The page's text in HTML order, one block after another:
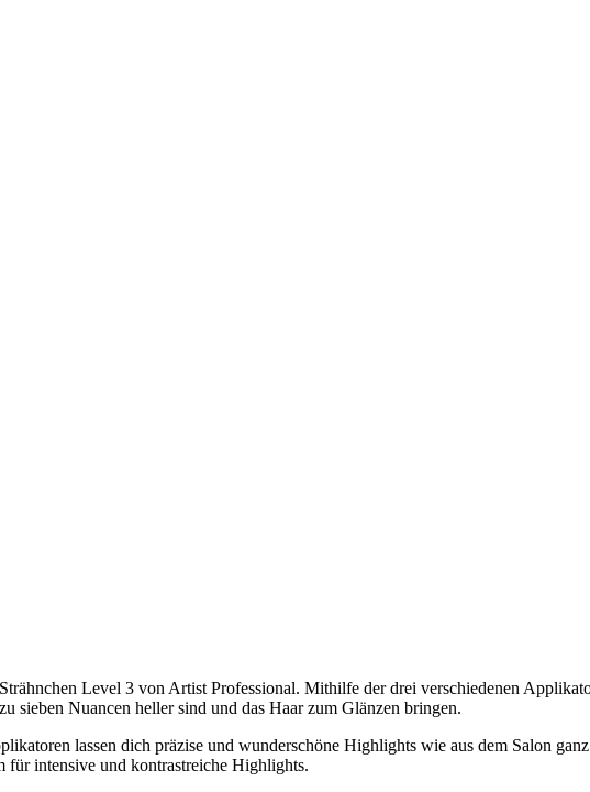
Level 3 von Artist Professional. Mithilfe der drei verschiedenen
sieben Nuancen heller sind und das Haar zum Glänzen bringen.
lassen dich präzise und wunderschöne Highlights wie aus dem Salon
für intensive und kontrastreiche Highlights.